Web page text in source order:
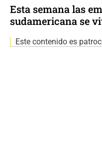
Esta semana las
sudamericana se
Este contenido es